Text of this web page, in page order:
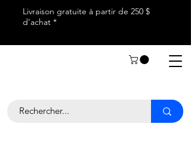
Livraison gratuite à partir de 250 $
d’achat *